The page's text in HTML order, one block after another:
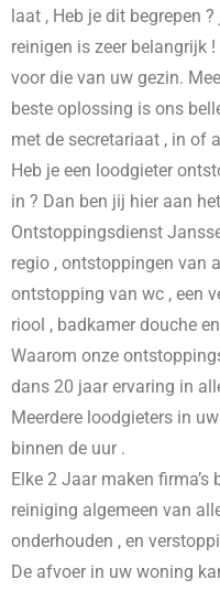
laat , Heb je dit begrepen
reinigen is zeer belangrijk
voor die van uw gezin.
beste oplossing is ons
met de secretariaat , in of
Heb je een loodgieter
in ? Dan ben jij hier aan
Ontstoppingsdienst
regio , ontstoppingen van
ontstopping van wc , een
riool , badkamer douche
Waarom onze
dans 20 jaar ervaring in
Meerdere loodgieters in
binnen de uur .
Elke 2 Jaar maken
reiniging algemeen van
onderhouden , en
De afvoer in uw woning